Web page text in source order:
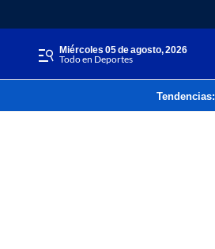
miércoles 05 de agosto, 2026
Todo en Deportes
Tendencias: